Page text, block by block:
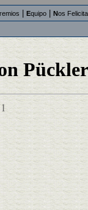
remios Equipo Nos